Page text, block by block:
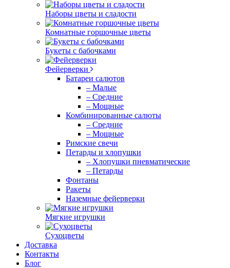
Наборы цветы и сладости
Комнатные горшочные цветы
Букеты с бабочками
Фейерверки
Батареи салютов
– Малые
– Средние
– Мощные
Комбинированные салюты
– Средние
– Мощные
Римские свечи
Петарды и хлопушки
– Хлопушки пневматические
– Петарды
Фонтаны
Ракеты
Наземные фейерверки
Мягкие игрушки
Сухоцветы
Доставка
Контакты
Блог